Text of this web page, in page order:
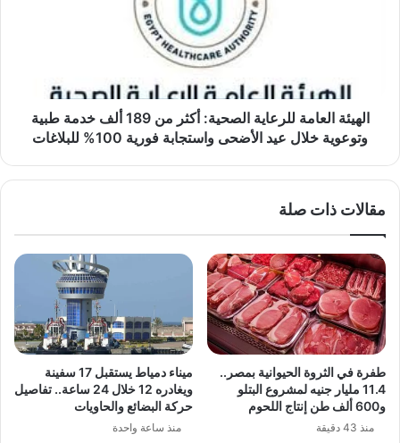
طبية
وتوعوية
واستجابة
للبلاغات
الهيئة العامة للرعاية الصحية: أكثر من 189 ألف خدمة طبية
وتوعوية خلال عيد الأضحى واستجابة فورية 100% للبلاغات
مقالات ذات صلة
طفرة في الثروة الحيوانية بمصر..
11.4 مليار جنيه لمشروع البتلو
و600 ألف طن إنتاج اللحوم
منذ 43 دقيقة
ميناء دمياط يستقبل 17 سفينة
ويغادره 12 خلال 24 ساعة.. تفاصيل
حركة البضائع والحاويات
منذ ساعة واحدة